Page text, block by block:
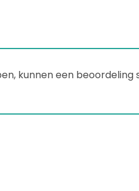
kunnen een beoordeling